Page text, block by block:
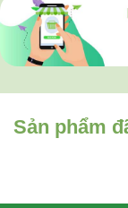
Sản phẩm